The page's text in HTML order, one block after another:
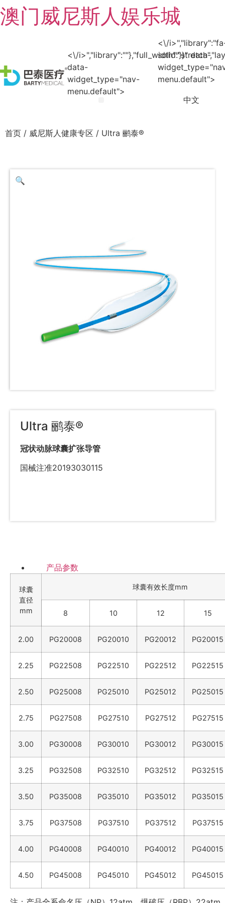
澳门威尼斯人娱乐城
<\/
data-
widget_type="nav-
menu.default">
<\/
solid"}}" data-
menu.default">
中文
首页 / 威尼斯人健康专区 / Ultra 鹂泰®
🔍
Ultra 鹂泰®
冠状动脉球囊扩张导管
国械注准20193030115
产品参数
球囊
直径
mm
球囊有效长度mm
8 10 12 15
2.00 PG20008 PG20010 PG20012 PG20015
2.25 PG22508 PG22510 PG22512 PG22515
2.50 PG25008 PG25010 PG25012 PG25015
2.75 PG27508 PG27510 PG27512 PG27515
3.00 PG30008 PG30010 PG30012 PG30015
3.25 PG32508 PG32510 PG32512 PG32515
3.50 PG35008 PG35010 PG35012 PG35015
3.75 PG37508 PG37510 PG37512 PG37515
4.00 PG40008 PG40010 PG40012 PG40015
4.50 PG45008 PG45010 PG45012 PG45015